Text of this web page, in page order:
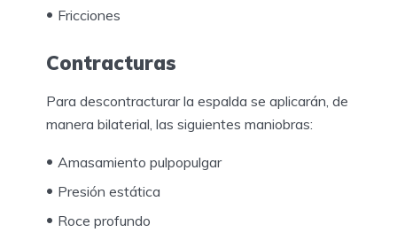
Fricciones
Contracturas
Para descontracturar la espalda se aplicarán, de
manera bilaterial, las siguientes maniobras:
Amasamiento pulpopulgar
Presión estática
Roce profundo